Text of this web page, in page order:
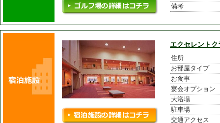
備考
エクセレント
住所
お部屋タイプ
お食事
宴会オプション
大浴場
駐車場
交通アクセス